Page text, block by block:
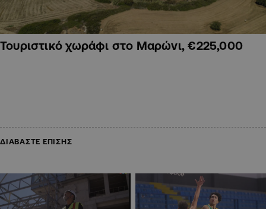
Τουριστικό χωράφι στο Μαρώνι, €225,000
ΔΙΑΒΑΣΤΕ ΕΠΙΣΗΣ